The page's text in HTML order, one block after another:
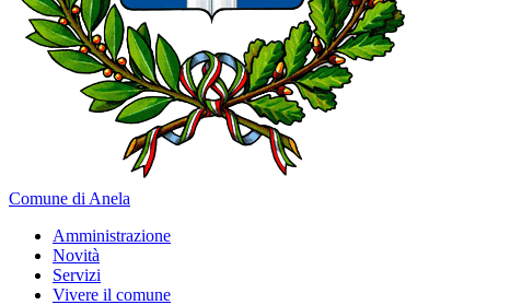
Comune di Anela
Amministrazione
Novità
Servizi
Vivere il comune